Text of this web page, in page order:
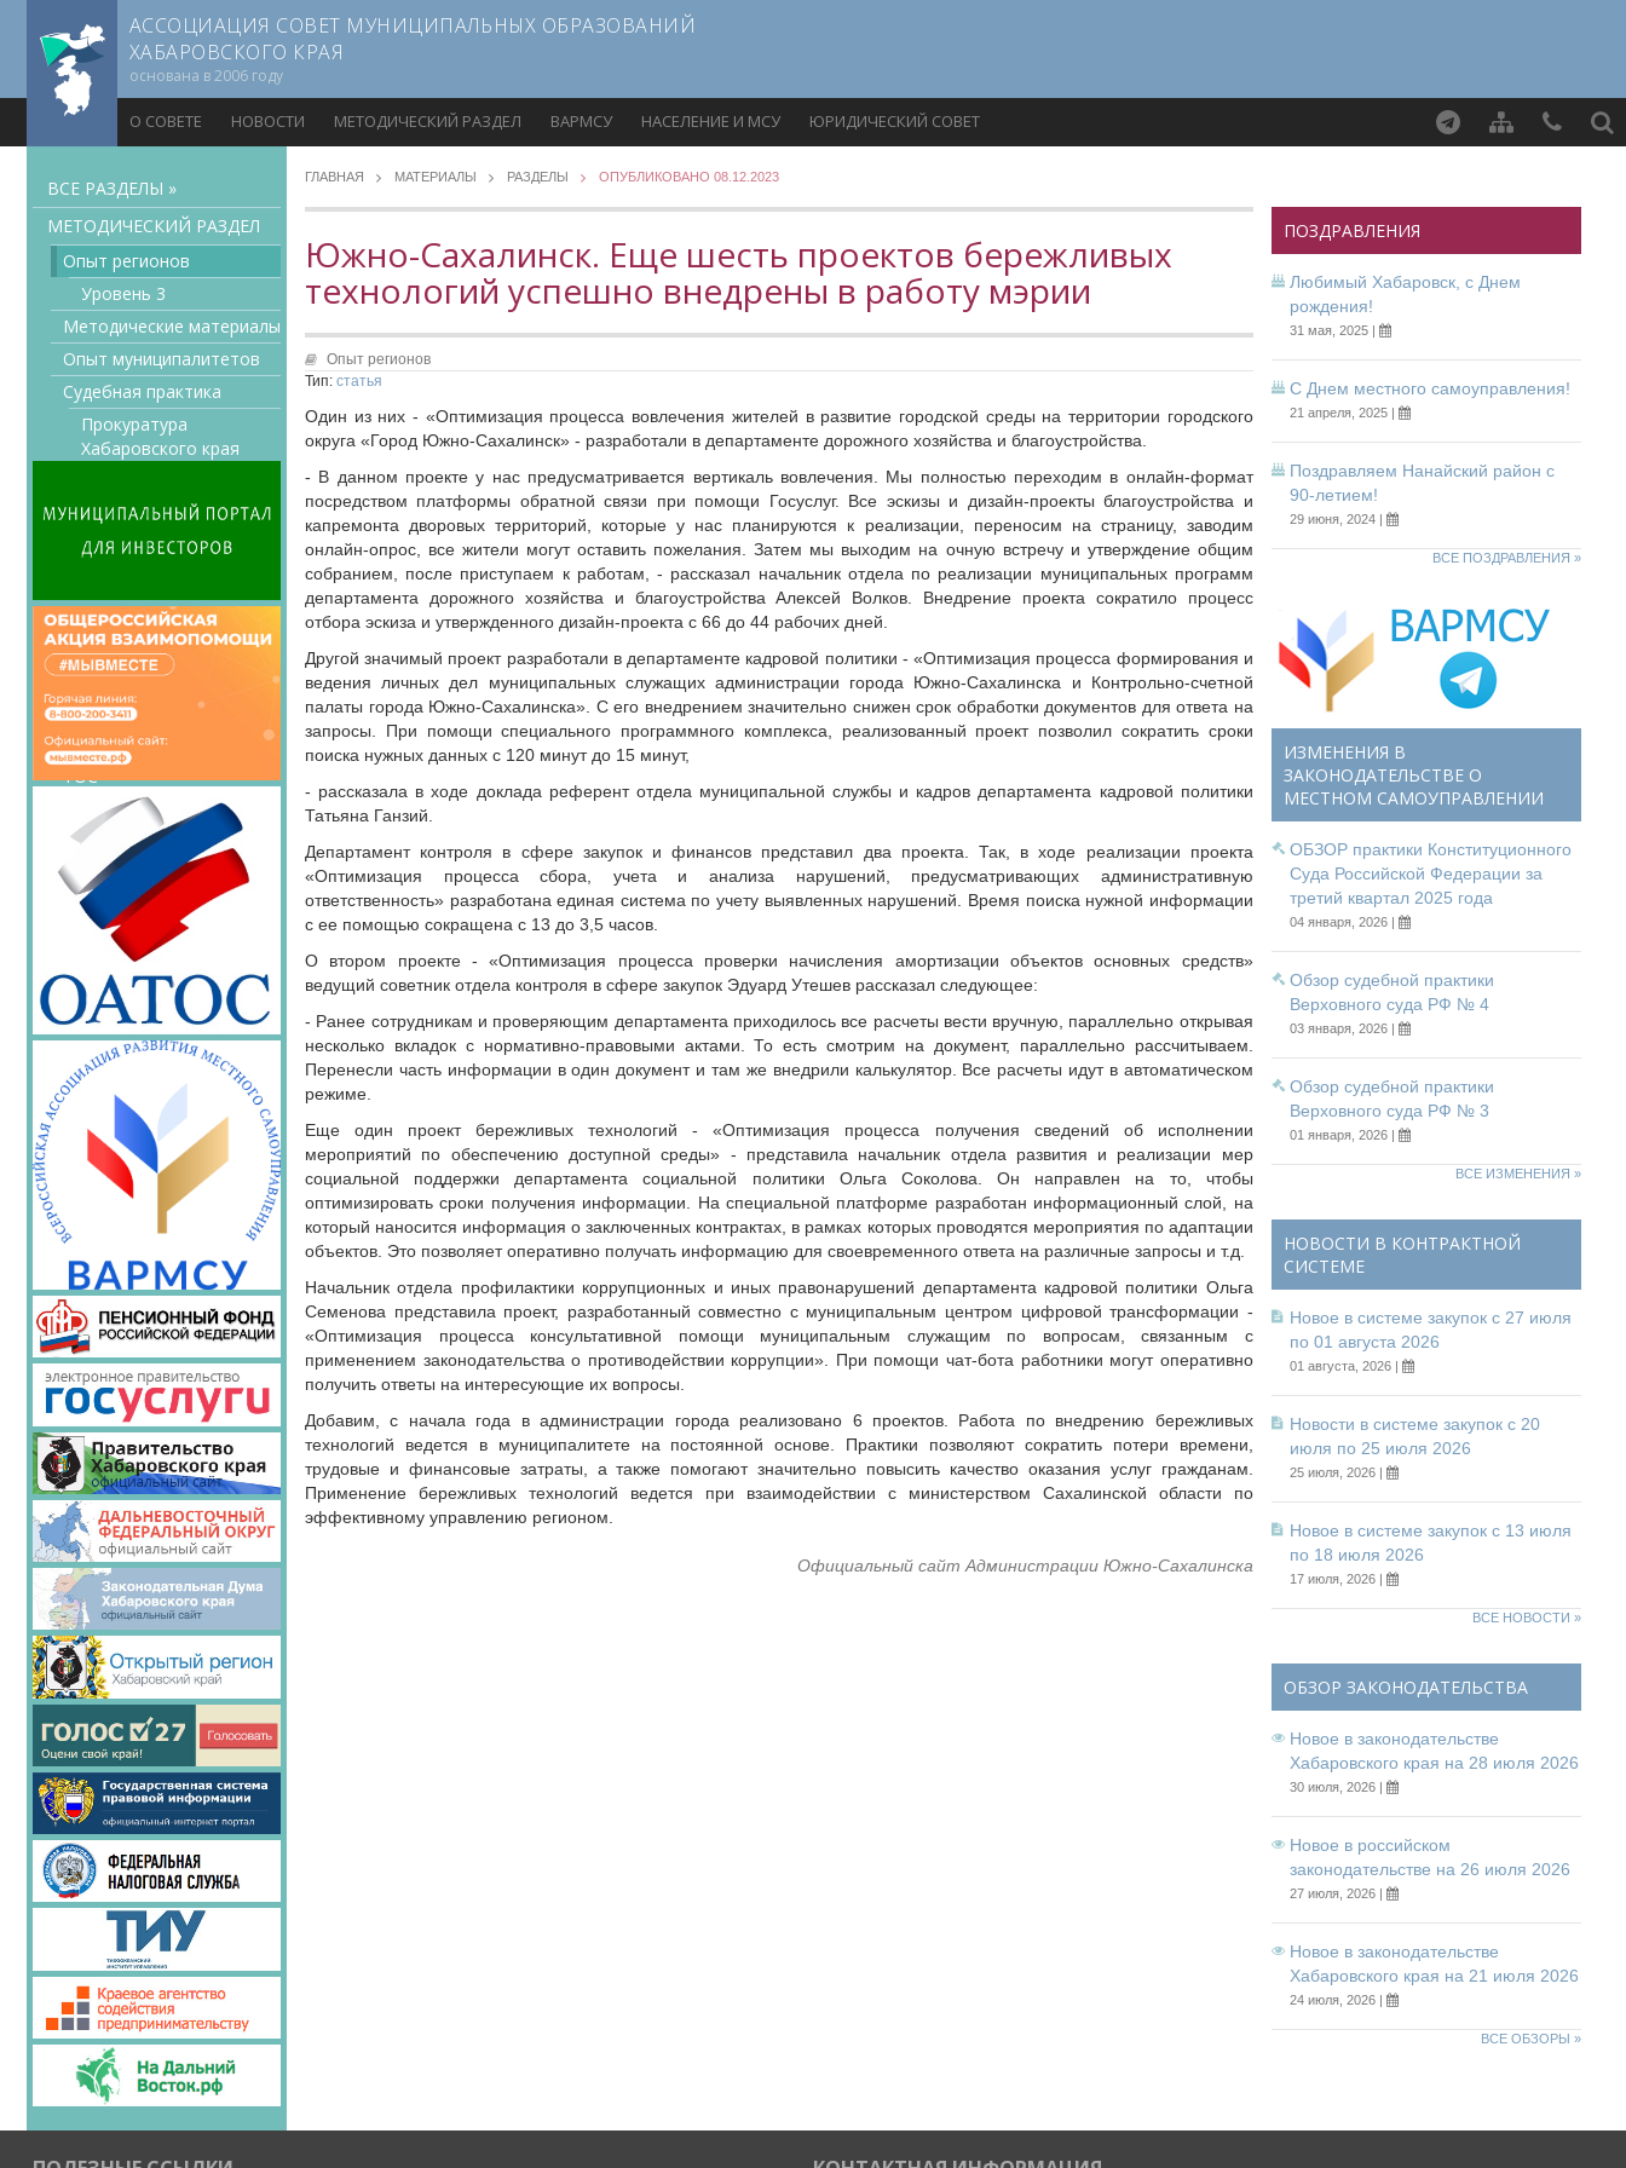
АССОЦИАЦИЯ СОВЕТ МУНИЦИПАЛЬНЫХ ОБРАЗОВАНИЙ
ХАБАРОВСКОГО КРАЯ
основана в 2006 году
О СОВЕТЕ НОВОСТИ МЕТОДИЧЕСКИЙ РАЗДЕЛ ВАРМСУ НАСЕЛЕНИЕ И МСУ ЮРИДИЧЕСКИЙ СОВЕТ
ВСЕ РАЗДЕЛЫ »
МЕТОДИЧЕСКИЙ РАЗДЕЛ
Опыт регионов
Уровень 3
Методические материалы
Опыт муниципалитетов
Судебная практика
Прокуратура
Хабаровского края
Конкурсы Совета
Семинары Совета
Вопрос-ответ
ОКМО
Информационный
бюллетень МСУ
НАСЕЛЕНИЕ И МСУ
ТОС
Лучшие практики ТОС
ГЛАВНАЯ МАТЕРИАЛЫ РАЗДЕЛЫ ОПУБЛИКОВАНО 08.12.2023
Южно-Сахалинск. Еще шесть проектов бережливых
технологий успешно внедрены в работу мэрии
Опыт регионов
Тип: статья
Один из них - «Оптимизация процесса вовлечения жителей в развитие городской среды на территории городского
округа «Город Южно-Сахалинск» - разработали в департаменте дорожного хозяйства и благоустройства.
- В данном проекте у нас предусматривается вертикаль вовлечения. Мы полностью переходим в онлайн-формат
посредством платформы обратной связи при помощи Госуслуг. Все эскизы и дизайн-проекты благоустройства и
капремонта дворовых территорий, которые у нас планируются к реализации, переносим на страницу, заводим
онлайн-опрос, все жители могут оставить пожелания. Затем мы выходим на очную встречу и утверждение общим
собранием, после приступаем к работам, - рассказал начальник отдела по реализации муниципальных программ
департамента дорожного хозяйства и благоустройства Алексей Волков. Внедрение проекта сократило процесс
отбора эскиза и утвержденного дизайн-проекта с 66 до 44 рабочих дней.
Другой значимый проект разработали в департаменте кадровой политики - «Оптимизация процесса формирования и
ведения личных дел муниципальных служащих администрации города Южно-Сахалинска и Контрольно-счетной
палаты города Южно-Сахалинска». С его внедрением значительно снижен срок обработки документов для ответа на
запросы. При помощи специального программного комплекса, реализованный проект позволил сократить сроки
поиска нужных данных с 120 минут до 15 минут,
- рассказала в ходе доклада референт отдела муниципальной службы и кадров департамента кадровой политики
Татьяна Ганзий.
Департамент контроля в сфере закупок и финансов представил два проекта. Так, в ходе реализации проекта
«Оптимизация процесса сбора, учета и анализа нарушений, предусматривающих административную
ответственность» разработана единая система по учету выявленных нарушений. Время поиска нужной информации
с ее помощью сокращена с 13 до 3,5 часов.
О втором проекте - «Оптимизация процесса проверки начисления амортизации объектов основных средств»
ведущий советник отдела контроля в сфере закупок Эдуард Утешев рассказал следующее:
- Ранее сотрудникам и проверяющим департамента приходилось все расчеты вести вручную, параллельно открывая
несколько вкладок с нормативно-правовыми актами. То есть смотрим на документ, параллельно рассчитываем.
Перенесли часть информации в один документ и там же внедрили калькулятор. Все расчеты идут в автоматическом
режиме.
Еще один проект бережливых технологий - «Оптимизация процесса получения сведений об исполнении
мероприятий по обеспечению доступной среды» - представила начальник отдела развития и реализации мер
социальной поддержки департамента социальной политики Ольга Соколова. Он направлен на то, чтобы
оптимизировать сроки получения информации. На специальной платформе разработан информационный слой, на
который наносится информация о заключенных контрактах, в рамках которых проводятся мероприятия по адаптации
объектов. Это позволяет оперативно получать информацию для своевременного ответа на различные запросы и т.д.
Начальник отдела профилактики коррупционных и иных правонарушений департамента кадровой политики Ольга
Семенова представила проект, разработанный совместно с муниципальным центром цифровой трансформации -
«Оптимизация процесса консультативной помощи муниципальным служащим по вопросам, связанным с
применением законодательства о противодействии коррупции». При помощи чат-бота работники могут оперативно
получить ответы на интересующие их вопросы.
Добавим, с начала года в администрации города реализовано 6 проектов. Работа по внедрению бережливых
технологий ведется в муниципалитете на постоянной основе. Практики позволяют сократить потери времени,
трудовые и финансовые затраты, а также помогают значительно повысить качество оказания услуг гражданам.
Применение бережливых технологий ведется при взаимодействии с министерством Сахалинской области по
эффективному управлению регионом.
Официальный сайт Администрации Южно-Сахалинска
ПОЗДРАВЛЕНИЯ
Любимый Хабаровск, с Днем
рождения!
31 мая, 2025 |
С Днем местного самоуправления!
21 апреля, 2025 |
Поздравляем Нанайский район с
90-летием!
29 июня, 2024 |
ВСЕ ПОЗДРАВЛЕНИЯ »
ИЗМЕНЕНИЯ В
ЗАКОНОДАТЕЛЬСТВЕ О
МЕСТНОМ САМОУПРАВЛЕНИИ
ОБЗОР практики Конституционного
Суда Российской Федерации за
третий квартал 2025 года
04 января, 2026 |
Обзор судебной практики
Верховного суда РФ № 4
03 января, 2026 |
Обзор судебной практики
Верховного суда РФ № 3
01 января, 2026 |
ВСЕ ИЗМЕНЕНИЯ »
НОВОСТИ В КОНТРАКТНОЙ
СИСТЕМЕ
Новое в системе закупок с 27 июля
по 01 августа 2026
01 августа, 2026 |
Новости в системе закупок с 20
июля по 25 июля 2026
25 июля, 2026 |
Новое в системе закупок с 13 июля
по 18 июля 2026
17 июля, 2026 |
ВСЕ НОВОСТИ »
ОБЗОР ЗАКОНОДАТЕЛЬСТВА
Новое в законодательстве
Хабаровского края на 28 июля 2026
30 июля, 2026 |
Новое в российском
законодательстве на 26 июля 2026
27 июля, 2026 |
Новое в законодательстве
Хабаровского края на 21 июля 2026
24 июля, 2026 |
ВСЕ ОБЗОРЫ »